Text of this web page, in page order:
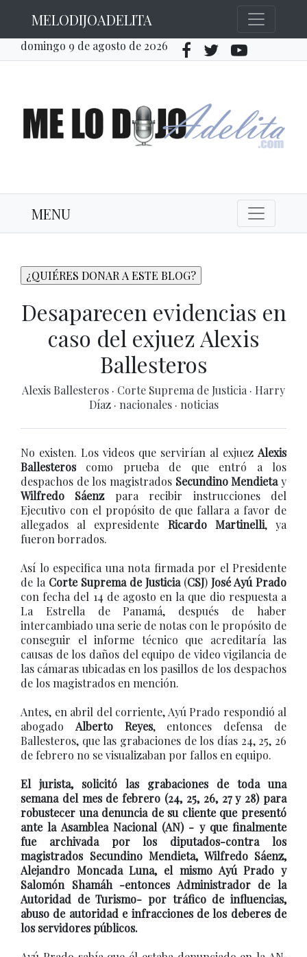
MELODIJOADELITA
domingo 9 de agosto de 2026
MENU
Desaparecen evidencias en
caso del exjuez Alexis
Ballesteros
Alexis Ballesteros · Corte Suprema de Justicia · Harry
Díaz · nacionales · noticias
No existen. Los videos que servirían al exjuez Alexis
Ballesteroscomo prueba de que entró a los
despachos de los magistrados Secundino Mendietay
Wilfredo Sáenzpara recibir instrucciones del
Ejecutivo con el propósito de que fallara a favor de
allegados al expresidente Ricardo Martinelli, ya
fueron borrados.
Así lo especifica una nota firmada por el Presidente
de la Corte Suprema de Justicia(CSJ) José Ayú Prado
con fecha del 14 de agosto en la que dio respuesta a
La Estrella de Panamá, después de haber
intercambiado una serie de notas con le propósito de
conseguir el informe técnico que acreditaría las
causas de los daños del equipo de video vigilancia de
las cámaras ubicadas en los pasillos de los despachos
de los magistrados en mención.
Antes, en abril del corriente, Ayú Prado respondió al
abogado Alberto Reyes, entonces defensa de
Ballesteros, que las grabaciones de los días 24, 25, 26
de febrero no se visualizaban por fallos en equipo.
El jurista, solicitó las grabaciones de toda una
semana del mes de febrero (24, 25, 26, 27 y 28) para
robustecer una denuncia de su cliente que presentó
ante la Asamblea Nacional (AN) - y que finalmente
fue archivada por los diputados-contra los
magistrados Secundino Mendieta, Wilfredo Sáenz,
Alejandro Moncada Luna, el mismo Ayú Prado y
Salomón Shamáh -entonces Administrador de la
Autoridad de Turismo- por tráfico de influencias,
abuso de autoridad e infracciones de los deberes de
los servidores públicos.